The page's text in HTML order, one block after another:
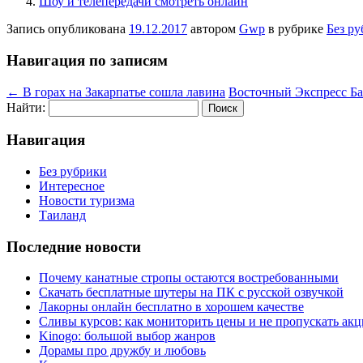
Запись опубликована 19.12.2017 автором Gwp в рубрике Без
Навигация по записям
← В горах на Закарпатье сошла лавина Восточный Экспресс
Найти:
Навигация
Без рубрики
Интересное
Новости туризма
Таиланд
Последние новости
Почему канатные стропы остаются востребованными
Скачать бесплатные шутеры на ПК с русской озвучкой
Лакорны онлайн бесплатно в хорошем качестве
Сливы курсов: как мониторить цены и не пропускать
Kinogo: большой выбор жанров
Дорамы про дружбу и любовь